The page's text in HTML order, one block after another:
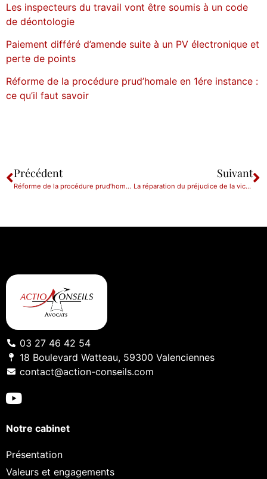
Les inspecteurs du travail vont être soumis à un code
de déontologie
Paiement différé d’amende suite à un PV électronique et
perte de points
Réforme de la procédure prud’homale en 1ére instance :
ce qu’il faut savoir
Précédent
Réforme de la procédure prud’homale en 1ére instance : ce qu’il faut savoir !
Suivant
La réparation du préjudice de la victime
03 27 46 42 54
18 Boulevard Watteau, 59300 Valenciennes
contact@action-conseils.com
Notre cabinet
Présentation
Valeurs et engagements